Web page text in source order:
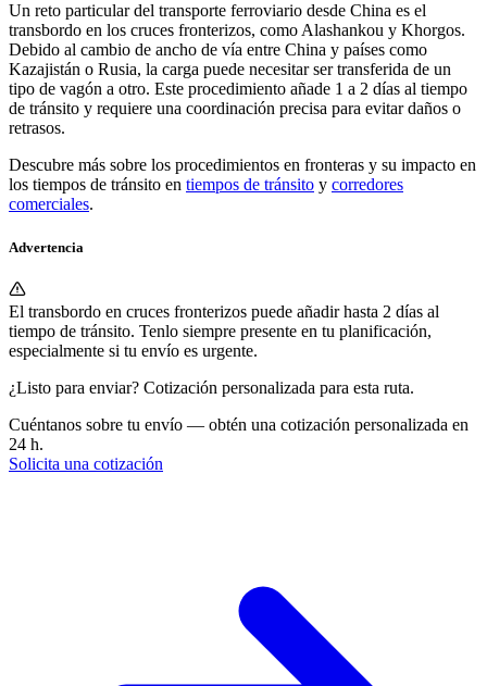
Un reto particular del transporte ferroviario desde China es el
transbordo en los cruces fronterizos, comoAlashankou y Khorgos.
Debido al cambio de ancho de vía entre China y países como
Kazajistán o Rusia, la carga puede necesitar ser transferida de un
tipo de vagón a otro. Este procedimiento añade 1 a 2 días al tiempo
de tránsito y requiere una coordinación precisa para evitar daños o
retrasos.
Descubre más sobre los procedimientos en fronteras y su impacto en
los tiempos de tránsito en tiempos de tránsito y corredores
comerciales.
Advertencia
El transbordo en cruces fronterizos puede añadir hasta 2 días al
tiempo de tránsito. Tenlo siempre presente en tu planificación,
especialmente si tu envío es urgente.
¿Listo para enviar? Cotización personalizada para esta ruta.
Cuéntanos sobre tu envío — obtén una cotización personalizada en
24 h.
Solicita una cotización